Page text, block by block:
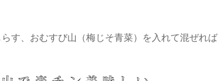
す、おむすび山（梅じそ青菜）を入れて混ぜれば